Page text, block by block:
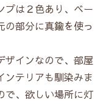
プは２色あり、ベー
の部分に真鍮を使っ
ザインなので、部屋
ンテリアも馴染みま
で、欲しい場所に灯